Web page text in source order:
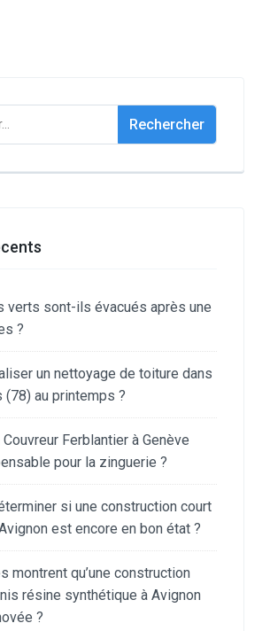
:
verts sont-ils évacués après une
?
un nettoyage de toiture dans
(78) au printemps ?
Couvreur Ferblantier à Genève
pour la zinguerie ?
si une construction court
est encore en bon état ?
montrent qu’une construction
résine synthétique à Avignon
?